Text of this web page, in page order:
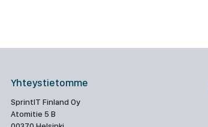
Yhteystietomme
SprintIT Finland Oy
Atomitie 5 B